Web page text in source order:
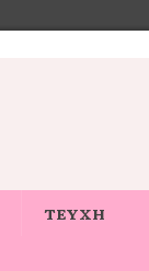
ΤΕΥΧΗ